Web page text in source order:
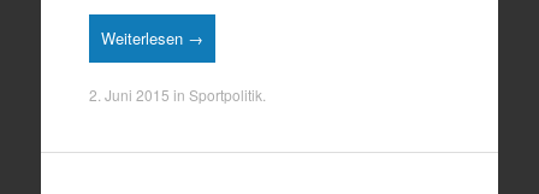
Weiterlesen →
2. Juni 2015 in Sportpolitik